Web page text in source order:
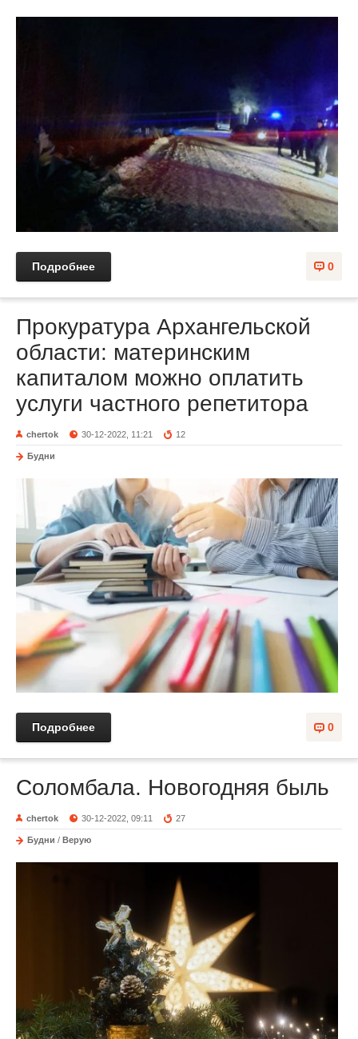
0
Подробнее
Прокуратура Архангельской
области: материнским
капиталом можно оплатить
услуги частного репетитора
chertok 30-12-2022, 11:21 12
Будни
0
Подробнее
Соломбала. Новогодняя быль
chertok 30-12-2022, 09:11 27
Будни / Верую